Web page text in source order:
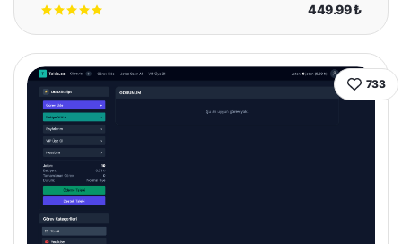
449.99 ₺
733